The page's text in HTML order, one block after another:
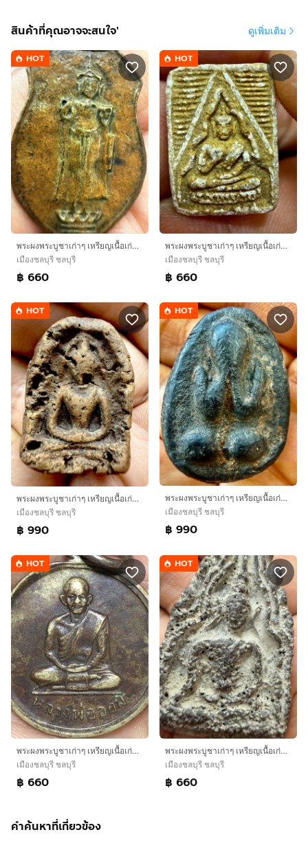
สินค้าที่คุณอาจจะสนใจ' ดูเพิ่มเติม
HOT
พระผงพระบูชาเก่าๆ เหรียญเนื้อเก่าๆ ของสะสมเก่าๆ พระเหมาๆบ้านๆ พระคนแก่เก่าๆเก็บทิ้งใว้ก่อนจากไปให้ยายดูเเลแทน T.081-3330446 L. tonyabu
เมืองชลบุรี ชลบุรี
฿ 660
HOT
พระผงพระบูชาเก่าๆ เหรียญเนื้อเก่าๆ ของสะสมเก่าๆ พระเหมาๆบ้านๆ พระคนแก่เก่าๆเก็บทิ้งใว้ก่อนจากไปให้ยายดูเเลแทน T.081-3330446 L. tonyabu
เมืองชลบุรี ชลบุรี
฿ 660
HOT
พระผงพระบูชาเก่าๆ เหรียญเนื้อเก่าๆ ของสะสมเก่าๆ พระเหมาๆบ้านๆ พระคนแก่เก่าๆเก็บทิ้งใว้ก่อนจากไปให้ยายดูเเลแทน T.081-3330446 L. tonyabu
เมืองชลบุรี ชลบุรี
฿ 990
HOT
พระผงพระบูชาเก่าๆ เหรียญเนื้อเก่าๆ ของสะสมเก่าๆ พระเหมาๆบ้านๆ พระคนแก่เก่าๆเก็บทิ้งใว้ก่อนจากไปให้ยายดูเเลแทน T.081-3330446 L. tonyabu
เมืองชลบุรี ชลบุรี
฿ 990
HOT
พระผงพระบูชาเก่าๆ เหรียญเนื้อเก่าๆ ของสะสมเก่าๆ พระเหมาๆบ้านๆ พระคนแก่เก่าๆเก็บทิ้งใว้ก่อนจากไปให้ยายดูเเลแทน T.081-3330446 L. tonyabu
เมืองชลบุรี ชลบุรี
฿ 660
HOT
พระผงพระบูชาเก่าๆ เหรียญเนื้อเก่าๆ ของสะสมเก่าๆ พระเหมาๆบ้านๆ พระคนแก่เก่าๆเก็บทิ้งใว้ก่อนจากไปให้ยายดูเเลแทน T.081-3330446 L.tonyabu
เมืองชลบุรี ชลบุรี
฿ 660
คำค้นหาที่เกี่ยวข้อง